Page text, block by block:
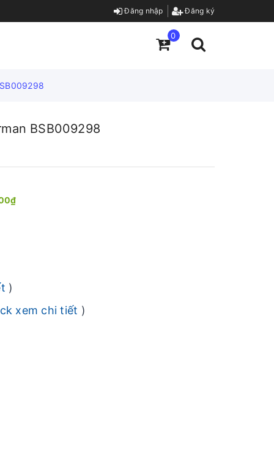
Đăng nhập Đăng ký
0
BSB009298
)
xem chi tiết )